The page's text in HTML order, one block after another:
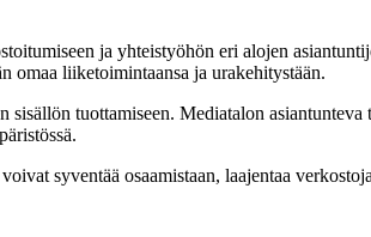
ja yhteistyöhön eri alojen
omaa liiketoimintaansa ja urakehitystään.
tuottamiseen. Mediatalon
syventää osaamistaan, laajentaa